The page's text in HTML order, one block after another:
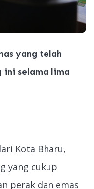
yang telah
ini selama lima
Kota Bharu,
yang cukup
perak dan emas